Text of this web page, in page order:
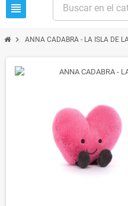
view_headline
chevron_right ANNA CADABRA - LA ISLA DE